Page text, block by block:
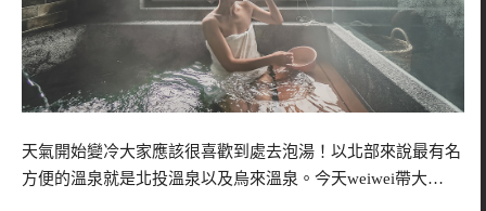
天氣開始變冷大家應該很喜歡到處去泡湯！以北部來說最有名
方便的溫泉就是北投溫泉以及烏來溫泉。今天weiwei帶大…